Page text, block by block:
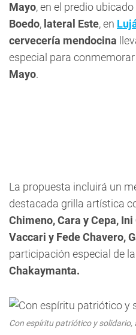
Mayo, en el predio
Boedo, lateral Este, en
cervecería mendocina
especial para conmemorar
Mayo.
La propuesta incluirá un
destacada grilla artística
Chimeno, Cara y Cepa,
Vaccari y Fede Chavero,
participación especial de
Chakaymanta.
Con espíritu patriótico y solidario,